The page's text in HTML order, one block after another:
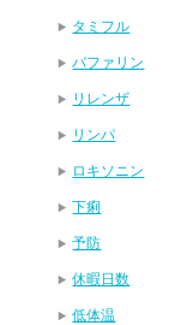
タミフル
バファリン
リレンザ
リンパ
ロキソニン
下痢
予防
休暇日数
低体温